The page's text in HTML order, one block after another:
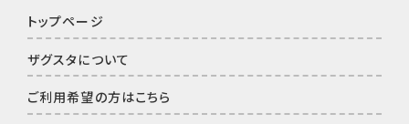
トップページ
ザグスタについて
ご利⽤希望の⽅はこちら